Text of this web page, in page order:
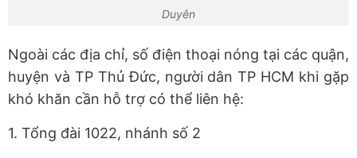
Duyên
Ngoài các địa chỉ, số điện thoại nóng tại các quận,
huyện và TP Thủ Đức, người dân TP HCM khi gặp
khó khăn cần hỗ trợ có thể liên hệ:
1. Tổng đài 1022, nhánh số 2